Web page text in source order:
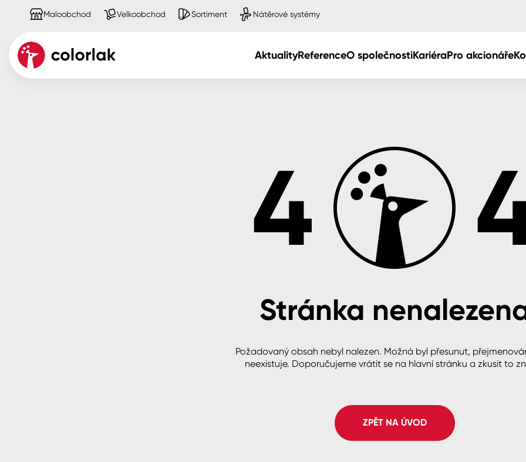
Maloobchod Velkoobchod Sortiment Nátěrové systémy
AktualityReferenceO společnostiKariéraPro akcionáře
Ředidla, tužidla, čističe, technickéStránka
Požadovaný obsah nebyl nalezen. Možná byl přesunut,
neexistuje. Doporučujeme vrátit se na hlavní stránku a zkusit to
ZPĚT NA ÚVOD